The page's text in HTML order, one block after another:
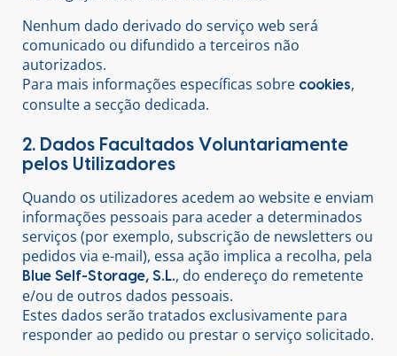
Nenhum dado derivado do serviço web será
comunicado ou difundido a terceiros não
autorizados.
Para mais informações específicas sobre cookies,
consulte a secção dedicada.
2. Dados Facultados Voluntariamente
pelos Utilizadores
Quando os utilizadores acedem ao website e enviam
informações pessoais para aceder a determinados
serviços (por exemplo, subscrição de newsletters ou
pedidos via e-mail), essa ação implica a recolha, pela
Blue Self-Storage, S.L., do endereço do remetente
e/ou de outros dados pessoais.
Estes dados serão tratados exclusivamente para
responder ao pedido ou prestar o serviço solicitado.